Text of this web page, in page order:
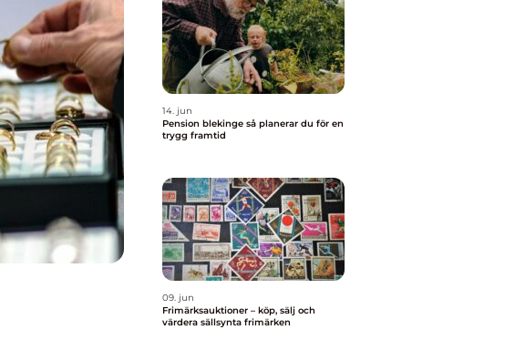
14. jun
Pension blekinge så planerar du för en
trygg framtid
09. jun
Frimärksauktioner – köp, sälj och
värdera sällsynta frimärken